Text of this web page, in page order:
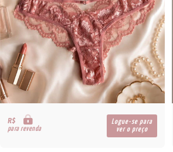
R$
para revenda
Logue-se para
ver o preço